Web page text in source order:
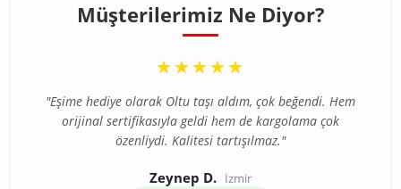
Müşterilerimiz Ne Diyor?
“
★★★★★
"Eşime hediye olarak Oltu taşı aldım, çok beğendi. Hem
orijinal sertifikasıyla geldi hem de kargolama çok
özenliydi. Kalitesi tartışılmaz."
Zeynep D. İzmir